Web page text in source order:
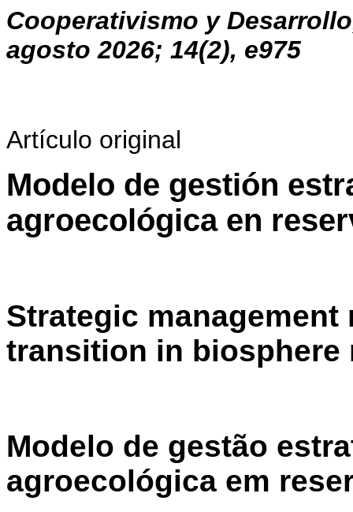
Cooperativismo y
agosto 2026; 14(2), e975
Artículo original
Modelo de gestión
agroecológica en
Strategic
transition in biosphere
Modelo de gestão
agroecológica em